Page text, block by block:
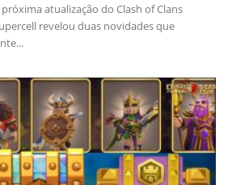
atualização do Clash of Clans
revelou duas novidades que